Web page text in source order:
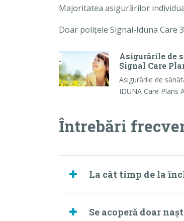
Majoritatea asigurărilor
Doar polițele Signal-Iduna Care
Asigurările de
Signal Care
Asigurările de
IDUNA Care Plans
Întrebări
La cât timp de la
Se acoperă doar